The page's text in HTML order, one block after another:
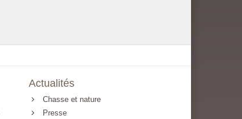
Actualités
Chasse et nature
Presse